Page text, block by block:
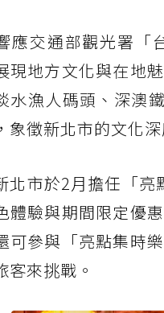
應交通部觀光署「
現地方文化與在地
水漁人碼頭、深澳
象徵新北市的文化
北市於2月擔任「
體驗與期間限定優
可參與「亮點集時
客來挑戰。